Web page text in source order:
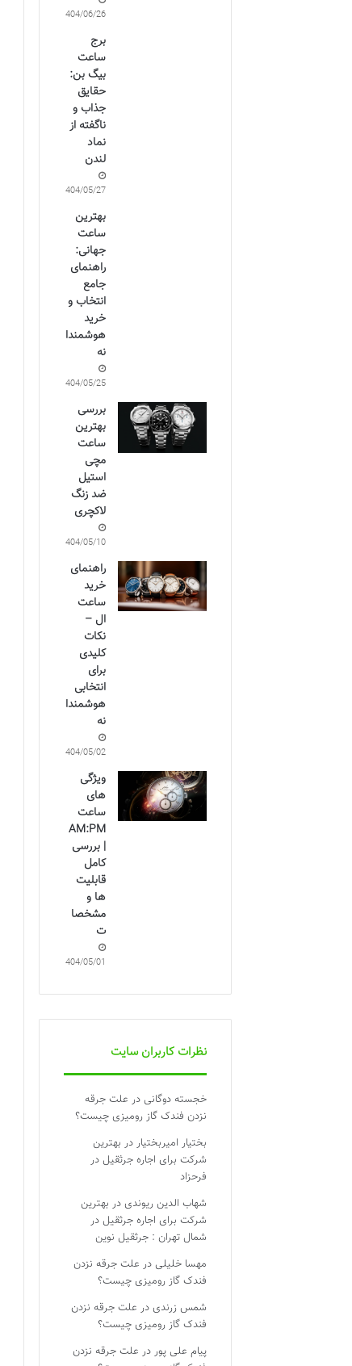
1404/06/26
برج
ساعت
بیگ بن:
حقایق
جذاب و
ناگفته از
نماد
لندن
1404/05/27
بهترین
ساعت
جهانی:
راهنمای
جامع
انتخاب و
خرید
هوشمندا
نه
1404/05/25
بررسی
بهترین
ساعت
مچی
استیل
ضد زنگ
لاکچری
1404/05/10
راهنمای
خرید
ساعت
ال –
نکات
کلیدی
برای
انتخابی
هوشمندا
نه
1404/05/02
ویژگی
های
ساعت
AM:PM
| بررسی
کامل
قابلیت
ها و
مشخصا
ت
1404/05/01
نظرات کاربران سایت
خجسته دوگانی در علت جرقه
نزدن فندک گاز رومیزی چیست؟
بختیار امیربختیار در بهترین
شرکت برای اجاره جرثقیل در
فرحزاد
شهاب الدین ریوندی در بهترین
شرکت برای اجاره جرثقیل در
شمال تهران : جرثقیل نوین
مهسا خلیلی در علت جرقه نزدن
فندک گاز رومیزی چیست؟
شمس زرندی در علت جرقه نزدن
فندک گاز رومیزی چیست؟
پیام علی پور در علت جرقه نزدن